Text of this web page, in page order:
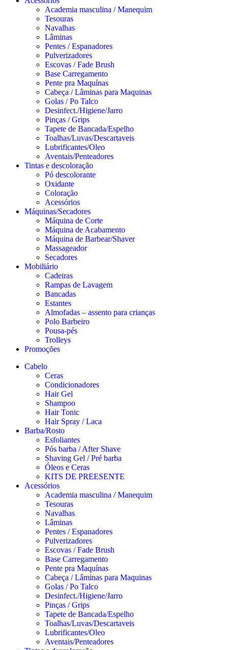
Academia masculina / Manequim
Tesouras
Navalhas
Lâminas
Pentes / Espanadores
Pulverizadores
Escovas / Fade Brush
Base Carregamento
Pente pra Maquínas
Cabeça / Lâminas para Maquinas
Golas / Po Talco
Desinfect./Higiene/Jarro
Pinças / Grips
Tapete de Bancada/Espelho
Toalhas/Luvas/Descartaveis
Lubrificantes/Oleo
Aventais/Penteadores
Tintas e descoloração
Pó descolorante
Oxidante
Coloração
Acessórios
Máquinas/Secadores
Máquina de Corte
Máquina de Acabamento
Máquina de Barbear/Shaver
Massageador
Secadores
Mobiliário
Cadeiras
Rampas de Lavagem
Bancadas
Estantes
Almofadas – assento para crianças
Polo Barbeiro
Pousa-pés
Trolleys
Promoções
Cabelo
Ceras
Condicionadores
Hair Gel
Shampoo
Hair Tonic
Hair Spray / Laca
Barba/Rosto
Esfoliantes
Pós barba / After Shave
Shaving Gel / Pré barba
Óleos e Ceras
KITS DE PREESENTE
Acessórios
Academia masculina / Manequim
Tesouras
Navalhas
Lâminas
Pentes / Espanadores
Pulverizadores
Escovas / Fade Brush
Base Carregamento
Pente pra Maquínas
Cabeça / Lâminas para Maquinas
Golas / Po Talco
Desinfect./Higiene/Jarro
Pinças / Grips
Tapete de Bancada/Espelho
Toalhas/Luvas/Descartaveis
Lubrificantes/Oleo
Aventais/Penteadores